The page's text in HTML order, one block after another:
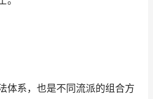
体系，也是不同流派的组合方